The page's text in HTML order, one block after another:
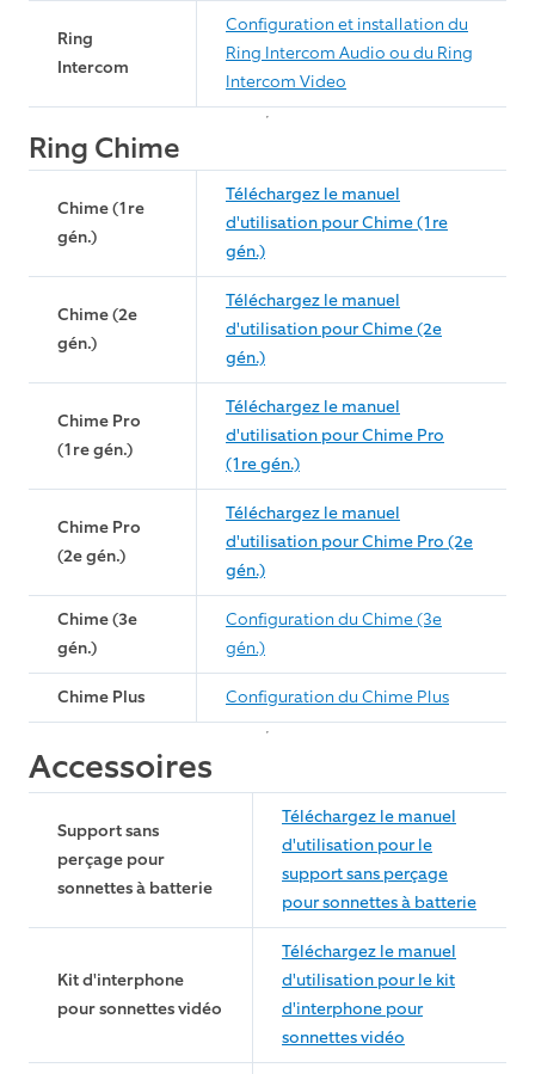
Ring
Intercom
Configuration et installation du
Ring Intercom Audio ou du Ring
Intercom Video
Ring Chime
Chime (1re
gén.)
Téléchargez le manuel
d'utilisation pour Chime (1re
gén.)
Chime (2e
gén.)
Téléchargez le manuel
d'utilisation pour Chime (2e
gén.)
Chime Pro
(1re gén.)
Téléchargez le manuel
d'utilisation pour Chime Pro
(1re gén.)
Chime Pro
(2e gén.)
Téléchargez le manuel
d'utilisation pour Chime Pro (2e
gén.)
Chime (3e
gén.)
Configuration du Chime (3e
gén.)
Chime Plus Configuration du Chime Plus
Accessoires
Support sans
perçage pour
sonnettes à batterie
Téléchargez le manuel
d'utilisation pour le
support sans perçage
pour sonnettes à batterie
Kit d'interphone
pour sonnettes vidéo
Téléchargez le manuel
d'utilisation pour le kit
d'interphone pour
sonnettes vidéo